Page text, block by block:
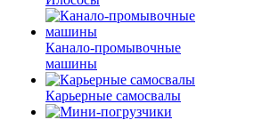
Канало-промывочные
машины
Карьерные самосвалы